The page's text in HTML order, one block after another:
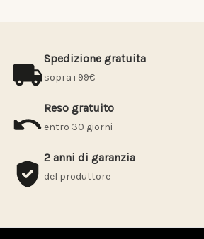
Spedizione gratuita
sopra i 99€
Reso gratuito
entro 30 giorni
2 anni di garanzia
del produttore